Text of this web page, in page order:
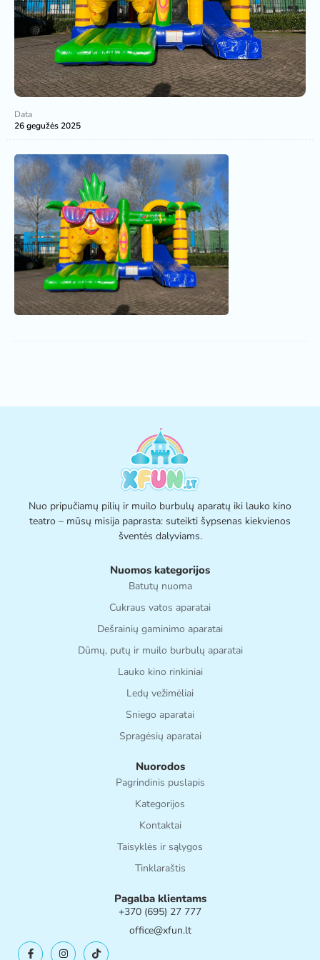
Data
26 gegužės 2025
Nuo pripučiamų pilių ir muilo burbulų aparatų iki lauko kino
teatro – mūsų misija paprasta: suteikti šypsenas kiekvienos
šventės dalyviams.
Nuomos kategorijos
Batutų nuoma
Cukraus vatos aparatai
Dešrainių gaminimo aparatai
Dūmų, putų ir muilo burbulų aparatai
Lauko kino rinkiniai
Ledų vežimėliai
Sniego aparatai
Spragėsių aparatai
Nuorodos
Pagrindinis puslapis
Kategorijos
Kontaktai
Taisyklės ir sąlygos
Tinklaraštis
Pagalba klientams
+370 (695) 27 777
office@xfun.lt